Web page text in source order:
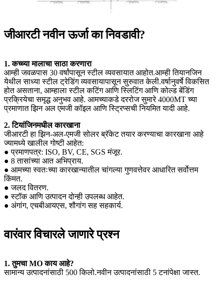
जीआरटी नवीन ऊर्जा का निवडावी?
1. कच्च्या मालाचा साठा करणारा
आम्ही जवळपास 30 वर्षांपासून स्टील व्यवसायात आहोत.आम्ही तियानजिन
येथील साध्या स्टील ट्रेडिंग व्यवसायापासून सुरुवात केली.वर्षानुवर्षे विकसित
होत असताना, आम्हाला स्टील कटिंग आणि स्लिटिंग आणि कोल्ड बेंडिंग
प्रक्रियेचा समृद्ध अनुभव आहे. आमच्याकडे दररोज सुमारे 4000MT च्या
प्रमाणात झिन अल एमजी कॉइल आणि स्ट्रिप्सची नियमित यादी आहे.
2. टियांजिनमधील कारखाना
जीआरटी हा झिन-अल-एमजी सोलर ब्रॅकेट तयार करण्याचा कारखाना आहे
ज्यामध्ये खालील गोष्टी आहेत:
● प्रमाणपत्र: ISO, BV, CE, SGS मंजूर.
● 8 तासांच्या आत अभिप्राय.
● आमच्या स्वतःच्या कारखान्यातील चांगल्या गुणवत्तेवर आधारित सर्वोत्तम
किंमत.
● जलद वितरण.
● स्टॉक आणि उत्पादन दोन्ही उपलब्ध आहेत.
● अंगांग, एचबीआयएस, शौगांग सह सहकार्य.
वारंवार विचारले जाणारे प्रश्न
1. तुमचा MO काय आहे?
सामान्य उत्पादनांसाठी 500 किलो.नवीन उत्पादनांसाठी 5 टनांपेक्षा जास्त.